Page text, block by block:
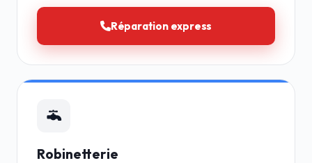
Réparation express
Robinetterie